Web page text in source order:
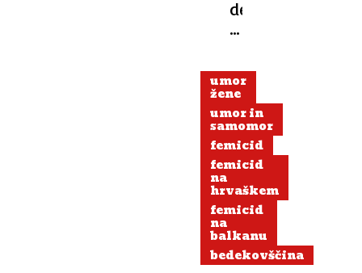
dekle
zabodel
v
srce.
V
zvezi
sta
bila
mesec
in
umor
žene
umor in
samomor
femicid
femicid
na
hrvaškem
femicid
na
balkanu
bedekovščina